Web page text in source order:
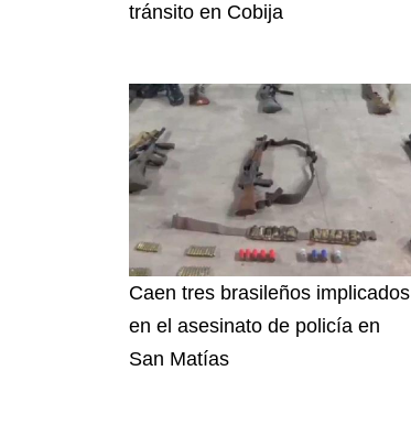
tránsito en Cobija
Caen tres brasileños implicados
en el asesinato de policía en
San Matías